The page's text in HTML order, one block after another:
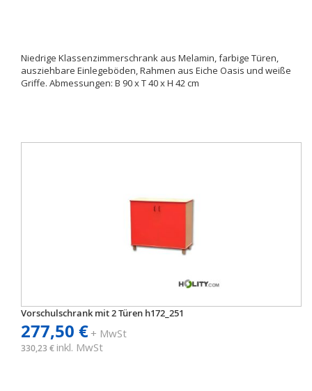
Niedrige Klassenzimmerschrank aus Melamin, farbige Türen,
ausziehbare Einlegeböden, Rahmen aus Eiche Oasis und weiße
Griffe. Abmessungen: B 90 x T 40 x H 42 cm
Vorschulschrank mit 2 Türen h172_251
277,50 €+ MwSt
330,23 € inkl. MwSt